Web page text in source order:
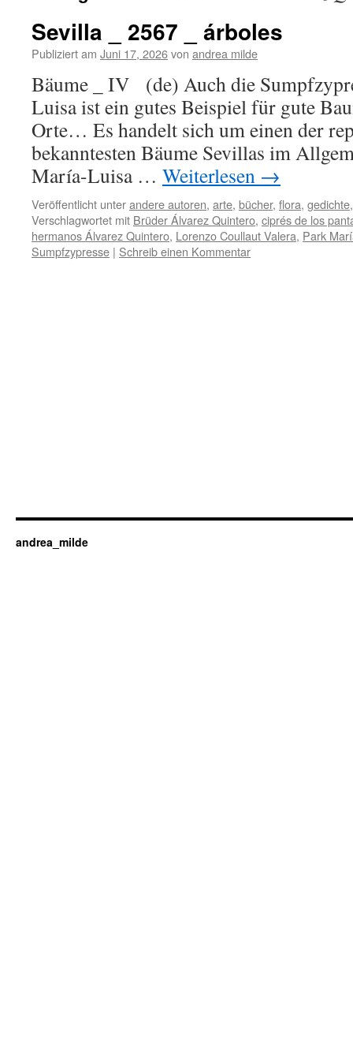
Sevilla _ 2567 _ árboles
Publiziert am Juni 17, 2026von andrea milde
Bäume _ IV (de) Auch die
Luisa ist ein gutes Beispiel für gute
Orte… Es handelt sich um einen der
bekanntesten Bäume Sevillas im
María-Luisa … Weiterlesen →
Veröffentlicht unterandere autoren, arte, bücher, flora, gedichte
Verschlagwortet mit Brüder Álvarez Quintero, ciprés de los
hermanos Álvarez Quintero, Lorenzo Coullaut Valera, Park
Sumpfzypresse | Schreib einen Kommentar
andrea_milde